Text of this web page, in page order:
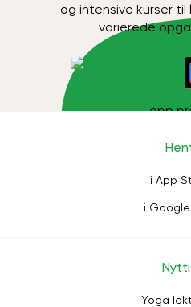
og intensive kurser
varierede
i App
i
Yoga